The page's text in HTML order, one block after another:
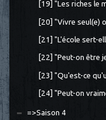
[19] "Les riches le
[20] "Vivre seul(e)
[21] "L'école sert-
[22] "Peut-on être
[23] "Qu'est-ce
[24] "Peut-on
=>Saison 4